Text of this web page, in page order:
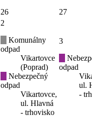
26 27
2
Komunálny
odpad
Vikartovce
(Poprad)
Nebezpečný
odpad
Vikartovce,
ul. Hlavná
- trhovisko
3
odpad
ul.
-